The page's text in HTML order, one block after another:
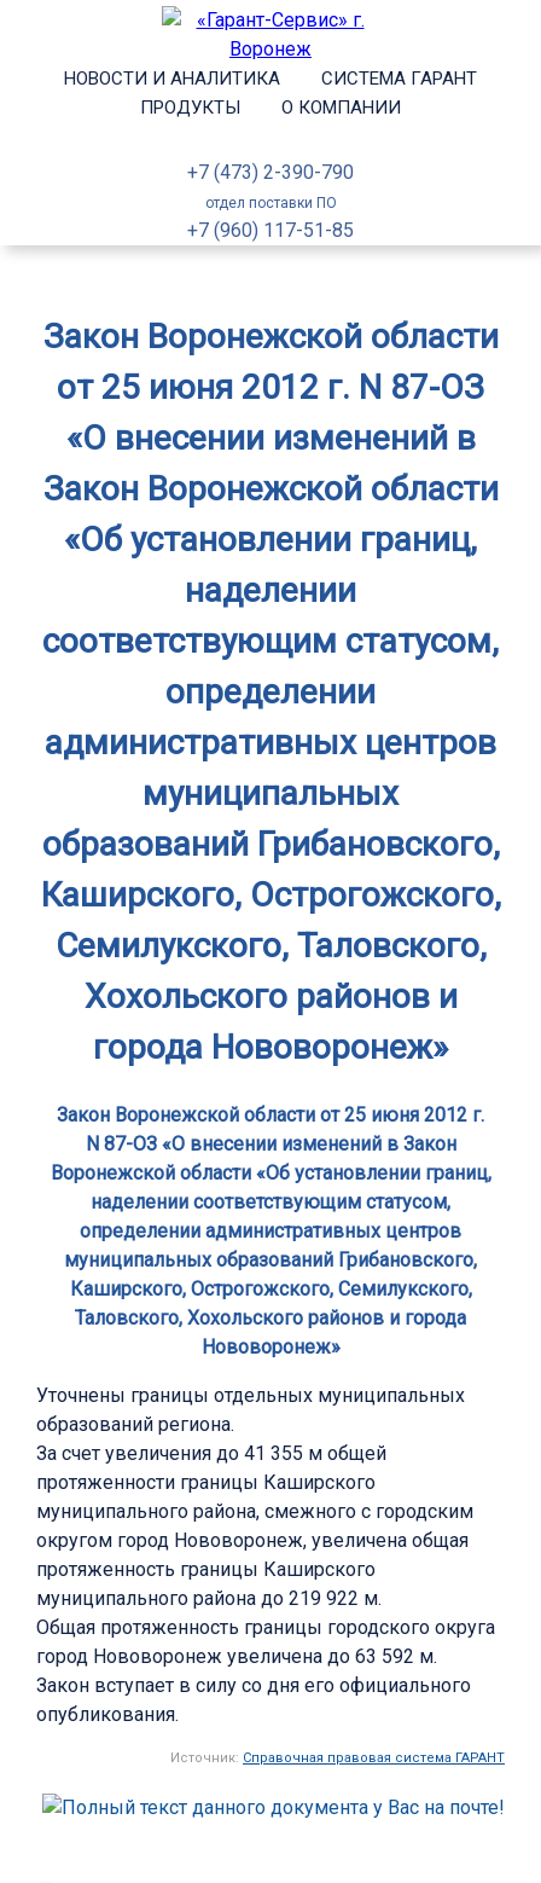
НОВОСТИ И АНАЛИТИКА
СИСТЕМА ГАРАНТ
ПРОДУКТЫ
О КОМПАНИИ
+7 (473) 2-390-790
отдел поставки ПО
+7 (960) 117-51-85
Закон Воронежской области
от 25 июня 2012 г. N 87-ОЗ
«О внесении изменений в
Закон Воронежской области
«Об установлении границ,
наделении
соответствующим статусом,
определении
административных центров
муниципальных
образований Грибановского,
Каширского, Острогожского,
Семилукского, Таловского,
Хохольского районов и
города Нововоронеж»
Закон Воронежской области от 25 июня 2012 г.
N 87-ОЗ «О внесении изменений в Закон
Воронежской области «Об установлении границ,
наделении соответствующим статусом,
определении административных центров
муниципальных образований Грибановского,
Каширского, Острогожского, Семилукского,
Таловского, Хохольского районов и города
Нововоронеж»
Уточнены границы отдельных муниципальных
образований региона.
За счет увеличения до 41 355 м общей
протяженности границы Каширского
муниципального района, смежного с городским
округом город Нововоронеж, увеличена общая
протяженность границы Каширского
муниципального района до 219 922 м.
Общая протяженность границы городского округа
город Нововоронеж увеличена до 63 592 м.
Закон вступает в силу со дня его официального
опубликования.
Источник: Справочная правовая система ГАРАНТ